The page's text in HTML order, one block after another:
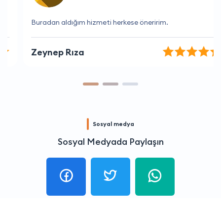
Buradan aldığım hizmeti herkese öneririm.
Zeynep Rıza
Sosyal medya
Sosyal Medyada Paylaşın